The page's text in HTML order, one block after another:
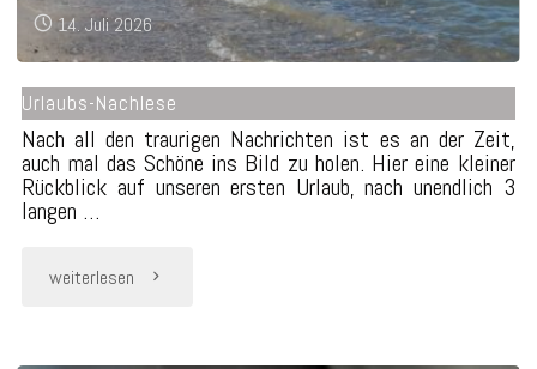
14. Juli 2026
Urlaubs-Nachlese
Nach all den traurigen Nachrichten ist es an der Zeit,
auch mal das Schöne ins Bild zu holen. Hier eine kleiner
Rückblick auf unseren ersten Urlaub, nach unendlich 3
langen …
weiterlesen "Urlaubs-